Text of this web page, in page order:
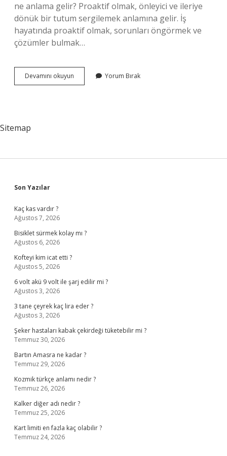
ne anlama gelir? Proaktif olmak, önleyici ve ileriye
dönük bir tutum sergilemek anlamına gelir. İş
hayatında proaktif olmak, sorunları öngörmek ve
çözümler bulmak…
Devamını okuyun
Stratejiler
Yorum Bırak
Sitemap
Sidebar
Son Yazılar
Kaç kas vardır ?
Ağustos 7, 2026
Bisiklet sürmek kolay mı ?
Ağustos 6, 2026
Kofteyi kim icat etti ?
Ağustos 5, 2026
6 volt akü 9 volt ile şarj edilir mi ?
Ağustos 3, 2026
3 tane çeyrek kaç lira eder ?
Ağustos 3, 2026
Şeker hastaları kabak çekirdeği tüketebilir mi ?
Temmuz 30, 2026
Bartın Amasra ne kadar ?
Temmuz 29, 2026
Kozmik türkçe anlamı nedir ?
Temmuz 26, 2026
Kalker diğer adı nedir ?
Temmuz 25, 2026
Kart limiti en fazla kaç olabilir ?
Temmuz 24, 2026